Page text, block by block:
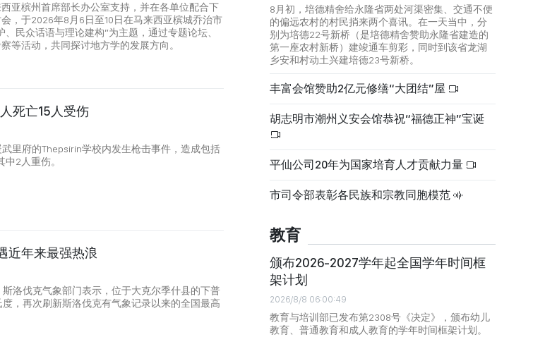
亚槟州首席部长办公室支持，并在各单位配合下
，于2026年8月6日至10日在马来西亚槟城乔治市
民众话语与理论建构”为主题，通过专题论坛、
等活动，共同探讨地方学的发展方向。
死亡15人受伤
里府的Thepsirin学校内发生枪击事件，造成包括
2人重伤。
近年来最强热浪
洛伐克气象部门表示，位于大克尔季什县的下普
，再次刷新斯洛伐克有气象记录以来的全国最高
8月初，培德精舍给永隆省两处河渠密集、交通不便
的偏远农村的村民捎来两个喜讯。在一天当中，分
别为培德22号新桥（是培德精舍赞助永隆省建造的
第一座农村新桥）建竣通车剪彩，同时到该省龙湖
乡安和村动土兴建培德23号新桥。
丰富会馆赞助2亿元修缮“大团结”屋
胡志明市潮州义安会馆恭祝“福德正神”宝诞
平仙公司20年为国家培育人才贡献力量
市司令部表彰各民族和宗教同胞模范
教育
颁布2026-2027学年起全国学年时间框
架计划
2026/8/8 06:00:49
教育与培训部已发布第2308号《决定》，颁布幼儿
教育、普通教育和成人教育的学年时间框架计划。